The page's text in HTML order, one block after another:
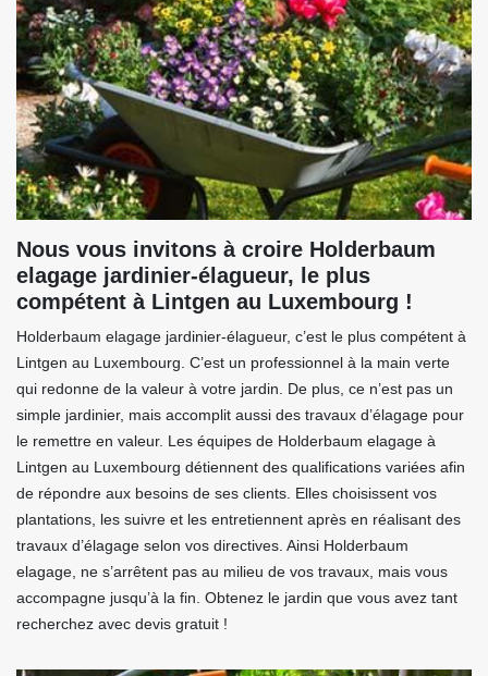
Nous vous invitons à croire Holderbaum
elagage jardinier-élagueur, le plus
compétent à Lintgen au Luxembourg !
Holderbaum elagage jardinier-élagueur, c’est le plus compétent à
Lintgen au Luxembourg. C’est un professionnel à la main verte
qui redonne de la valeur à votre jardin. De plus, ce n’est pas un
simple jardinier, mais accomplit aussi des travaux d’élagage pour
le remettre en valeur. Les équipes de Holderbaum elagage à
Lintgen au Luxembourg détiennent des qualifications variées afin
de répondre aux besoins de ses clients. Elles choisissent vos
plantations, les suivre et les entretiennent après en réalisant des
travaux d’élagage selon vos directives. Ainsi Holderbaum
elagage, ne s’arrêtent pas au milieu de vos travaux, mais vous
accompagne jusqu’à la fin. Obtenez le jardin que vous avez tant
recherchez avec devis gratuit !